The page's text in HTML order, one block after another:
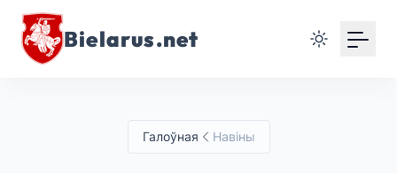
Bielarus.net
Галоўная Навіны